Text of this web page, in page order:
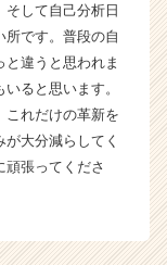
して自己分析日
です。普段の自
違うと思われま
ると思います。
これだけの革新を
大分減らしてく
張ってくださ